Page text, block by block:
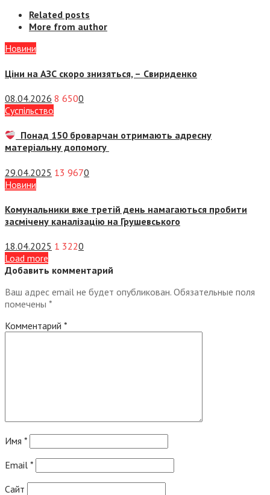
Related posts
More from author
Новини
Ціни на АЗС скоро знизяться, – Свириденко
08.04.2026 8 6500
Суспiльство
Понад 150 броварчан отримають адресну
матеріальну допомогу
29.04.2025 13 9670
Новини
Комунальники вже третій день намагаються пробити
засмічену каналізацію на Грушевського
18.04.2025 1 3220
Load more
Добавить комментарий
Ваш адрес email не будет опубликован. Обязательные поля
помечены *
Комментарий *
Имя *
Email *
Сайт